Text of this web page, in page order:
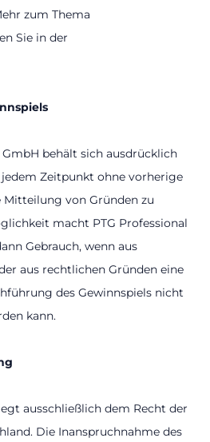
zum Thema
Sie in der
GmbH behält sich ausdrücklich
jedem Zeitpunkt ohne vorherige
von Gründen zu
macht PTG Professional
Gebrauch, wenn aus
aus rechtlichen Gründen eine
des Gewinnspiels nicht
kann.
ausschließlich dem Recht der
Die Inanspruchnahme des